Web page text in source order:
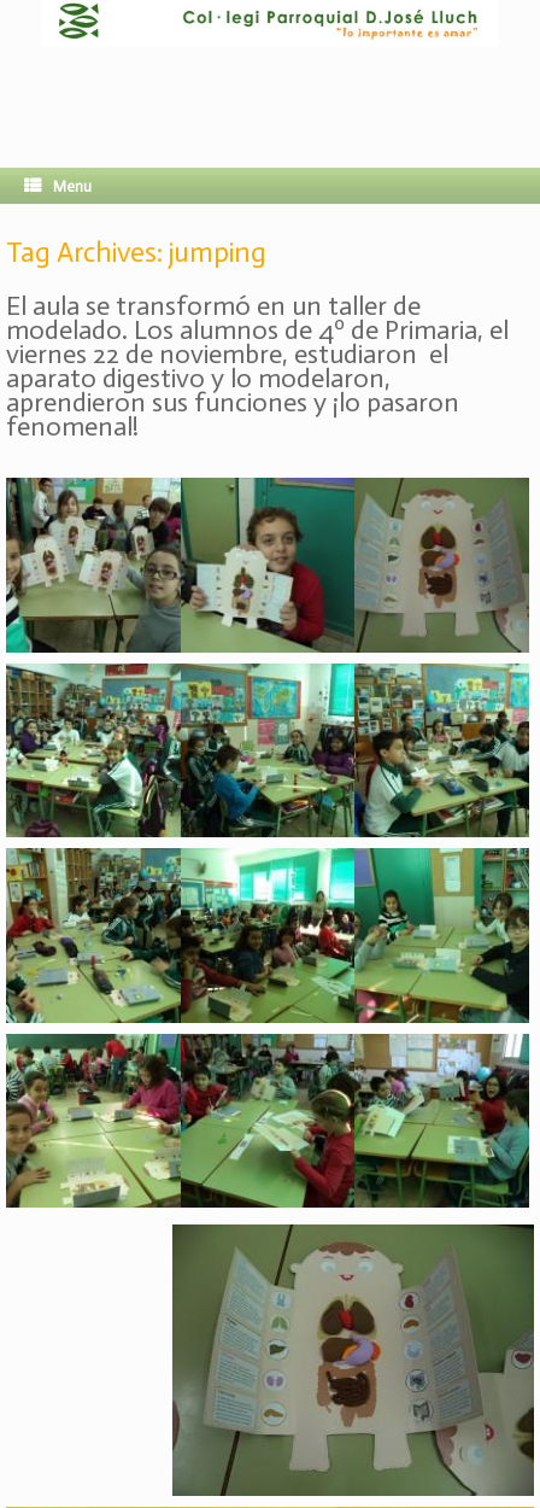
Menu
Tag Archives: jumping
El aula se transformó en un taller de
modelado. Los alumnos de 4º de Primaria, el
viernes 22 de noviembre, estudiaron el
aparato digestivo y lo modelaron,
aprendieron sus funciones y ¡lo pasaron
fenomenal!